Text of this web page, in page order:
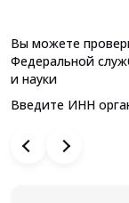
Вы можете
Федеральной
и науки
Введите ИНН